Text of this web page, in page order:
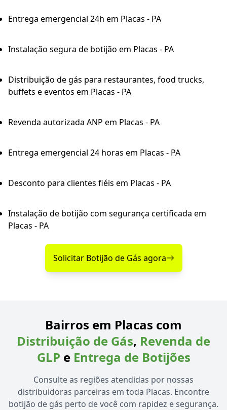
Entrega emergencial 24h em Placas - PA
Instalação segura de botijão em Placas - PA
Distribuição de gás para restaurantes, food trucks,
buffets e eventos em Placas - PA
Revenda autorizada ANP em Placas - PA
Entrega emergencial 24 horas em Placas - PA
Desconto para clientes fiéis em Placas - PA
Instalação de botijão com segurança certificada em
Placas - PA
Solicitar Botijão de Gás agora
Bairros em Placas com
Distribuição de Gás, Revenda de
GLP e Entrega de Botijões
Consulte as regiões atendidas por nossas
distribuidoras parceiras em toda Placas. Encontre
botijão de gás perto de você com rapidez e segurança.